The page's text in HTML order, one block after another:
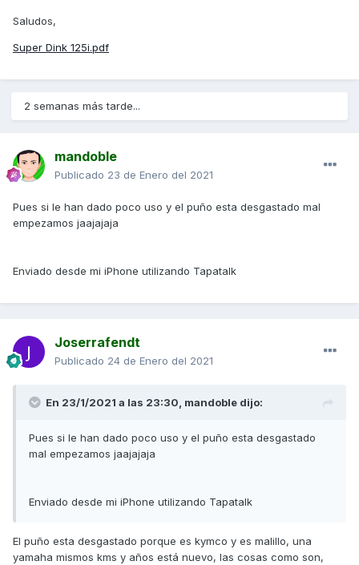
Saludos,
Super Dink 125i.pdf
2 semanas más tarde...
mandoble
Publicado 23 de Enero del 2021
Pues si le han dado poco uso y el puño esta desgastado mal
empezamos jaajajaja
Enviado desde mi iPhone utilizando Tapatalk
Joserrafendt
Publicado 24 de Enero del 2021
En 23/1/2021 a las 23:30, mandoble dijo:
Pues si le han dado poco uso y el puño esta desgastado
mal empezamos jaajajaja
Enviado desde mi iPhone utilizando Tapatalk
El puño esta desgastado porque es kymco y es malillo, una
yamaha mismos kms y años está nuevo, las cosas como son,